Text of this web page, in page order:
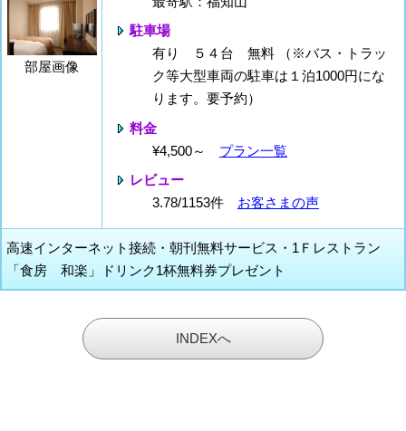
部屋画像
駐車場
有り ５４台 無料 （※バス・トラッ
ク等大型車両の駐車は１泊1000円にな
ります。要予約）
料金
¥4,500～ プラン一覧
レビュー
3.78/1153件 お客さまの声
高速インターネット接続・朝刊無料サービス・1Ｆレストラン
「食房 和楽」ドリンク1杯無料券プレゼント
INDEXへ